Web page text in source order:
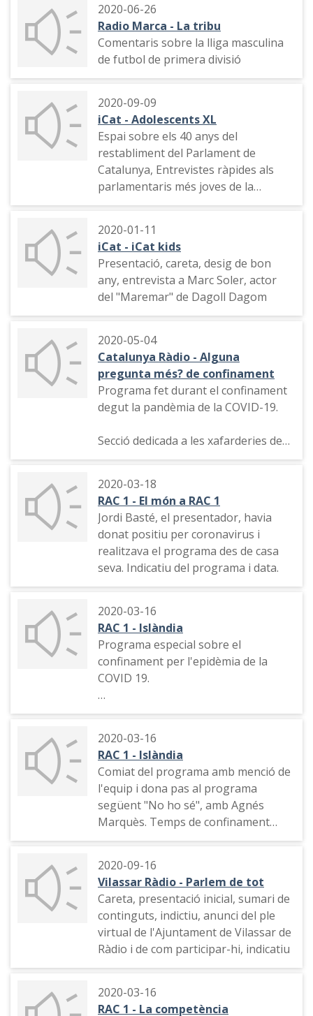
2020-06-26
Radio Marca - La tribu
Comentaris sobre la lliga masculina
de futbol de primera divisió
2020-09-09
iCat - Adolescents XL
Espai sobre els 40 anys del
restabliment del Parlament de
Catalunya, Entrevistes ràpides als
parlamentaris més joves de la
legislatura, indicatiu
2020-01-11
iCat - iCat kids
Presentació, careta, desig de bon
any, entrevista a Marc Soler, actor
del "Maremar" de Dagoll Dagom
2020-05-04
Catalunya Ràdio - Alguna
pregunta més? de confinament
Programa fet durant el confinament
degut la pandèmia de la COVID-19.
Secció dedicada a les xafarderies de
Catalunya: Pilar Rahola i la seva
2020-03-18
RAC 1 - El món a RAC 1
Jordi Basté, el presentador, havia
donat positiu per coronavirus i
realitzava el programa des de casa
seva. Indicatiu del programa i data.
2020-03-16
RAC 1 - Islàndia
Programa especial sobre el
confinament per l'epidèmia de la
COVID 19.
Hora, presentació, objectiu del
Albert Om que està a casa seva
2020-03-16
RAC 1 - Islàndia
Comiat del programa amb menció de
l'equip i dona pas al programa
següent "No ho sé", amb Agnés
Marquès. Temps de confinament
degut a la pandèmia de la COVID 19.
casa amb malestar
2020-09-16
Vilassar Ràdio - Parlem de tot
Careta, presentació inicial, sumari de
continguts, indictiu, anunci del ple
virtual de l'Ajuntament de Vilassar de
Ràdio i de com participar-hi, indicatiu
2020-03-16
RAC 1 - La competència